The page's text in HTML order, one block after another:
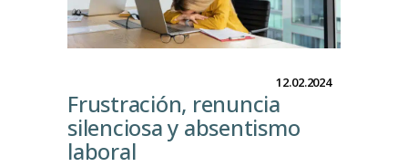
12.02.2024
Frustración, renuncia
silenciosa y absentismo
laboral